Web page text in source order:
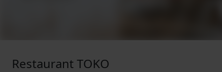
Restaurant TOKO